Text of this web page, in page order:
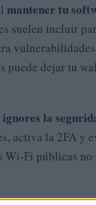
mantener tu
suelen incluir
puede dejar tu
ignores la
activa la 2FA y
Wi-Fi públicas no